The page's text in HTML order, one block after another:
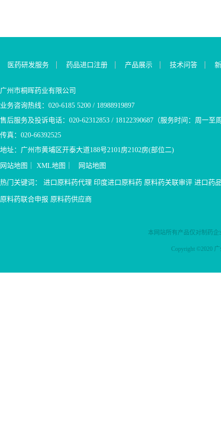
医药研发服务 药品进口注册 产品展示 技术问答
广州市桐晖药业有限公司
业务咨询热线：020-6185 5200 / 18988919897
售后服务及投诉电话：020-62312853 / 18122390687（服务时间：周一至
传真：020-66392525
地址：广州市黄埔区开泰大道188号2101房2102房(部位二)
网站地图 XML地图 网站地图
热门关键词： 进口原料药代理 印度进口原料药 原料药关联审评 进口药
原料药联合申报 原料药供应商
本网站所有产品仅对制药
Copyright ©2020